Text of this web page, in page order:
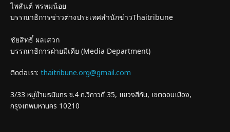
ไพสันต์ พรหมน้อย
บรรณาธิการข่าวต่างประเทศสำนักข่าวThaitribune
ชัยสิทธิ์ ผลเสวก
บรรณาธิการฝ่ายมีเดีย (Media Department)
ติดต่อเรา: thaitribune.org@gmail.com
3/33 หมู่บ้านธนินทร ซ.4 ถ.วิภาวดี 35, แขวงสีกัน, เขตดอนเมือง,
กรุงเทพมหานคร 10210